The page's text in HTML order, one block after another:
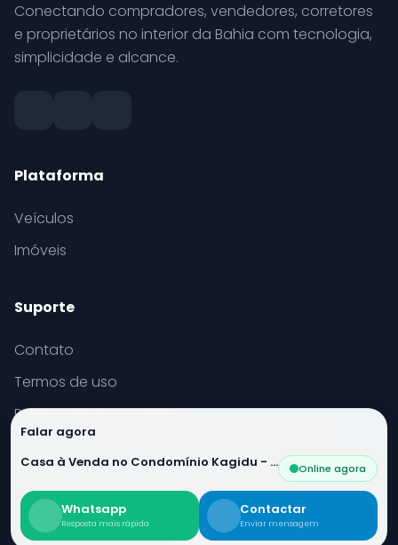
Falar agora
Casa à Venda no Condomínio Kagidu - Irecê!
Online agora
Whatsapp
Resposta mais rápida
Contactar
Enviar mensagem
Conectando compradores, vendedores, corretores
e proprietários no interior da Bahia com tecnologia,
simplicidade e alcance.
Plataforma
Veículos
Imóveis
Suporte
Contato
Termos de uso
Política de privacidade
© 2026 Cazoom. Todos os direitos reservados.
Feito com
no interior da Bahia.